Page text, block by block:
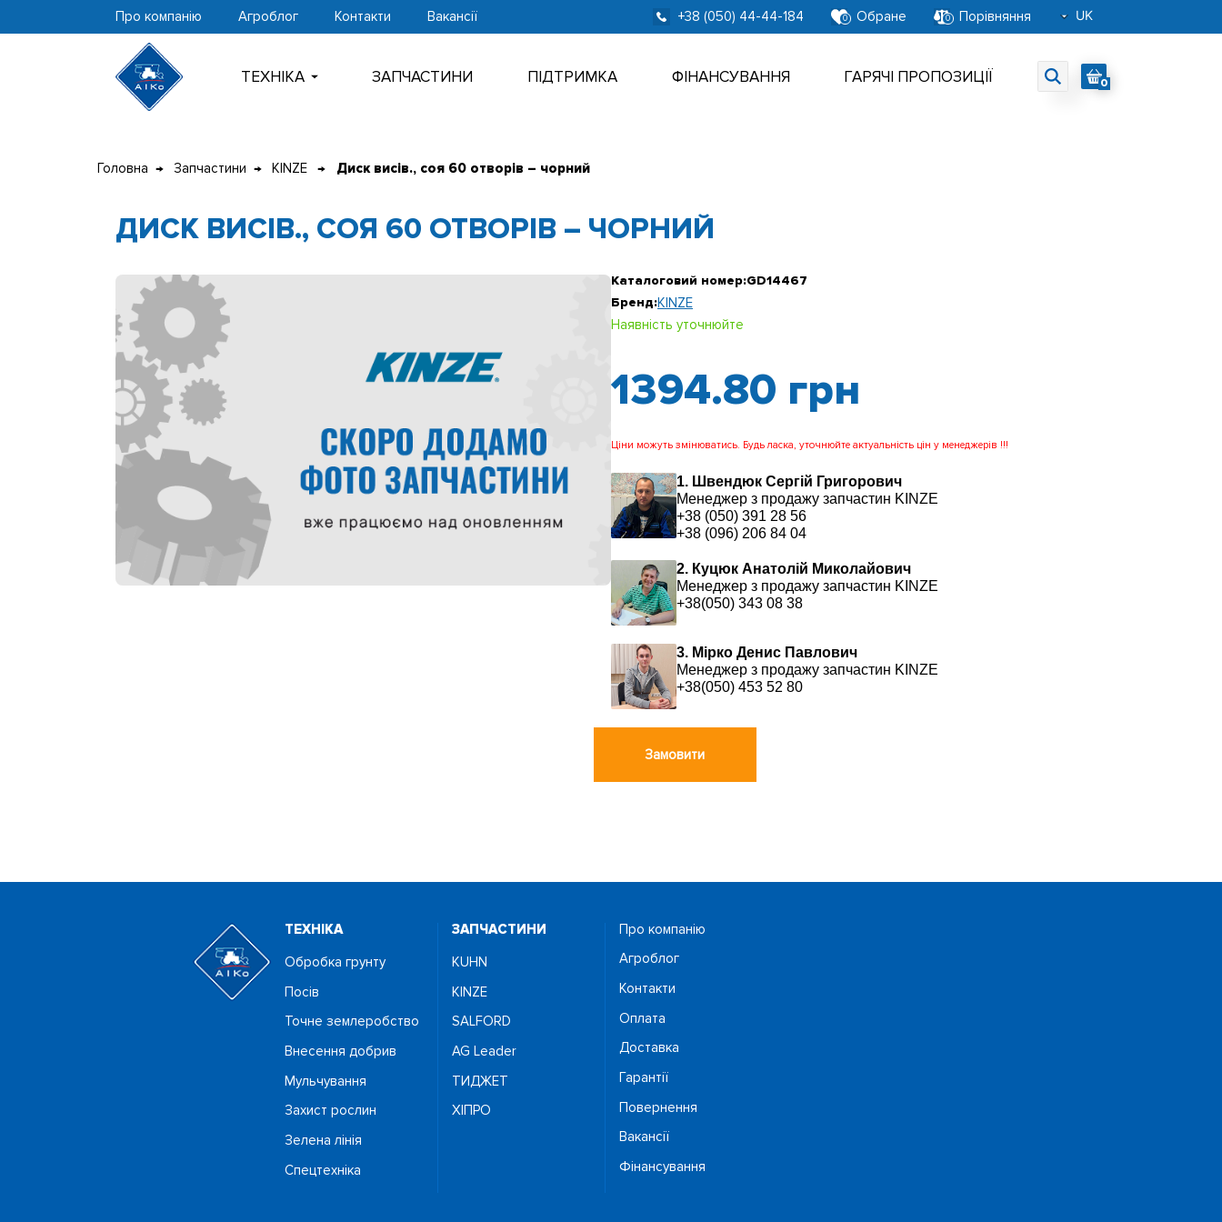
Про компанію Агроблог Контакти Вакансії +38 (050) 44-44-184 0 Обране 0 Порівняння
UK
RU
EN
ТЕХНIКА ЗАПЧАСТИНИ ПІДТРИМКА ФІНАНСУВАННЯ ГАРЯЧІ ПРОПОЗИЦІЇ 0
Головна Запчастини KINZE Диск висів., соя 60 отворів – чорний
ДИСК ВИСІВ., СОЯ 60 ОТВОРІВ – ЧОРНИЙ
Каталоговий номер:GD14467
Бренд:KINZE
Наявність уточнюйте
1394.80 грн
Ціни можуть змінюватись. Будь ласка, уточнюйте актуальність цін у менеджерів !!!
1. Швендюк Сергій Григорович
Менеджер з продажу запчастин KINZE
+38 (050) 391 28 56
+38 (096) 206 84 04
2. Куцюк Анатолій Миколайович
Менеджер з продажу запчастин KINZE
+38(050) 343 08 38
3. Мірко Денис Павлович
Менеджер з продажу запчастин KINZE
+38(050) 453 52 80
Замовити
ТЕХНIКА
Обробка грунту
Посiв
Точне землеробство
Внесення добрив
Мульчування
Захист рослин
Зелена лінія
Спецтехніка
ЗАПЧАСТИНИ
KUHN
KINZE
SALFORD
AG Leader
ТИДЖЕТ
ХІПРО
Про компанію
Агроблог
Контакти
Оплата
Доставка
Гарантії
Повернення
Вакансії
Фінансування